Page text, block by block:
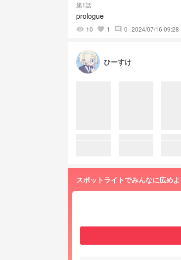
第1話
prologue
visibility 10 favorite 1 comment 0 2024/07/16 09:28
ひーすけ
スポットライトでみんなに広めよ